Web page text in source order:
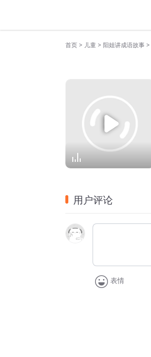
首页 > 儿童 > 阳姐讲成语故事 >
用户评论
表情